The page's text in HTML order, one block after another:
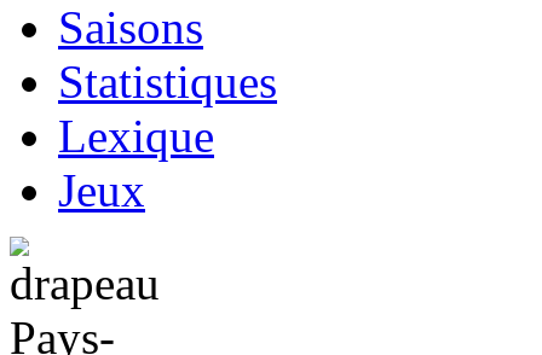
Saisons
Statistiques
Lexique
Jeux